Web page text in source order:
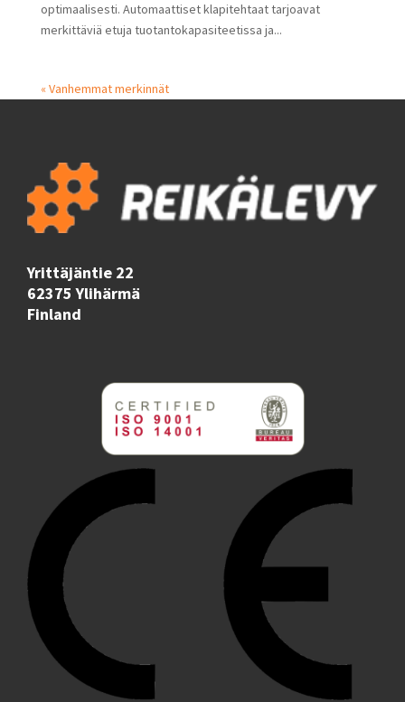
optimaalisesti. Automaattiset klapitehtaat tarjoavat
merkittäviä etuja tuotantokapasiteetissa ja...
« Vanhemmat merkinnät
Yrittäjäntie 22
62375 Ylihärmä
Finland